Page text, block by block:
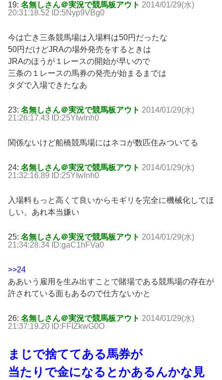
19: 名無しさん＠実況で競馬板アウト 2014/01/29(水)
20:31:18.52 ID:5Nyp9VBg0
今は亡き三条競馬場は入場料は50円だったな
50円だけどJRAの場外発売をするときは
JRAのほうが１レースの開始が早いので
三条の１レースの馬券の発売が始まるまでは
タダで入場できたなあ
23: 名無しさん＠実況で競馬板アウト 2014/01/29(水)
21:26:17.43 ID:25YIwInh0
関係ないけど船橋競馬場にはネコが数匹住みついてる
24: 名無しさん＠実況で競馬板アウト 2014/01/29(水)
21:32:16.89 ID:25YIwInh0
入場料もっと高くて良いからモギリを完全に機械化してほ
しい。あれ本当嫌い
25: 名無しさん＠実況で競馬板アウト 2014/01/29(水)
21:34:28.34 ID:gaC1hFVa0
>>24
ああいう雇用を生み出すことで賭場である競馬場の存在が
許されている面もあるので仕方ないかと
26: 名無しさん＠実況で競馬板アウト 2014/01/29(水)
21:37:19.20 ID:FFIZkwG0O
まじで捨ててある馬券が
当たりで金になるとかあるんかな見